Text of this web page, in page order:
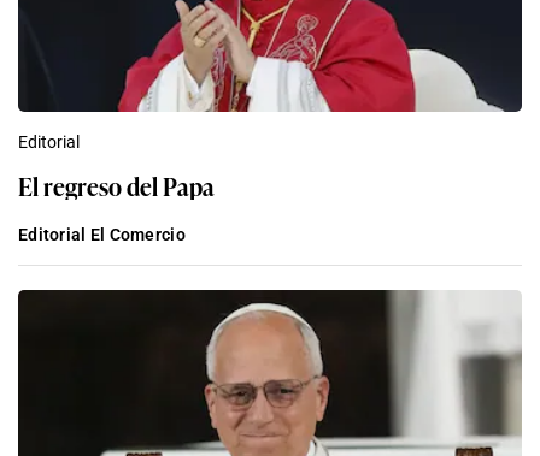
Editorial
El regreso del Papa
Editorial El Comercio